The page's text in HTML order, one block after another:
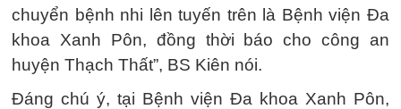
chuyển bệnh nhi lên tuyến trên là Bệnh viện Đa
khoa Xanh Pôn, đồng thời báo cho công an
huyện Thạch Thất”, BS Kiên nói.
Đáng chú ý, tại Bệnh viện Đa khoa Xanh Pôn,